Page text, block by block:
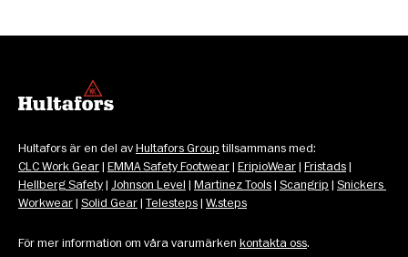
Hultafors är en del av Hultafors Group tillsammans med:
CLC Work Gear | EMMA Safety Footwear | EripioWear | Fristads
Hellberg Safety | Johnson Level | Martinez Tools | Scangrip | Snickers
Workwear | Solid Gear | Telesteps | W.steps
För mer information om våra varumärken kontakta oss.